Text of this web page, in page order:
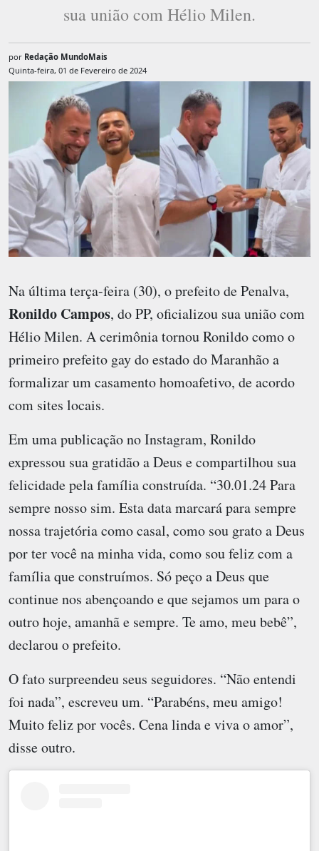
sua união com Hélio Milen.
por Redação MundoMais
Quinta-feira, 01 de Fevereiro de 2024
Na última terça-feira (30), o prefeito de Penalva,
Ronildo Campos, do PP, oficializou sua união com
Hélio Milen. A cerimônia tornou Ronildo como o
primeiro prefeito gay do estado do Maranhão a
formalizar um casamento homoafetivo, de acordo
com sites locais.
Em uma publicação no Instagram, Ronildo
expressou sua gratidão a Deus e compartilhou sua
felicidade pela família construída. “30.01.24 Para
sempre nosso sim. Esta data marcará para sempre
nossa trajetória como casal, como sou grato a Deus
por ter você na minha vida, como sou feliz com a
família que construímos. Só peço a Deus que
continue nos abençoando e que sejamos um para o
outro hoje, amanhã e sempre. Te amo, meu bebê”,
declarou o prefeito.
O fato surpreendeu seus seguidores. “Não entendi
foi nada”, escreveu um. “Parabéns, meu amigo!
Muito feliz por vocês. Cena linda e viva o amor”,
disse outro.